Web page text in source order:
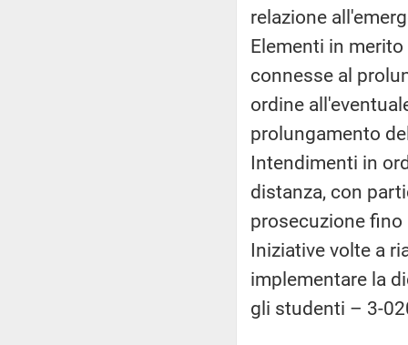
relazione
Elementi in
connesse al
ordine
prolungamento
Intendimenti in
distanza, con
prosecuzione
Iniziative volte a
implementare la
gli studenti – 3-